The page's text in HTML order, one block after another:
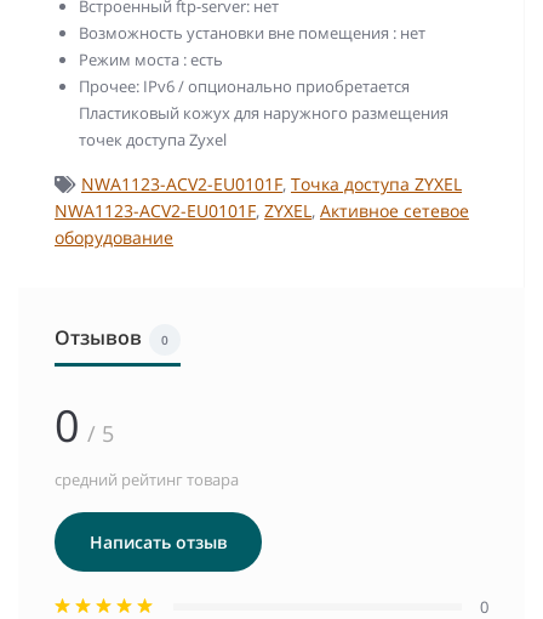
Встроенный ftp-server: нет
Возможность установки вне помещения : нет
Режим моста : есть
Прочее: IPv6 / опционально приобретается
Пластиковый кожух для наружного размещения
точек доступа Zyxel
NWA1123-ACV2-EU0101F, Точка доступа ZYXEL
NWA1123-ACV2-EU0101F, ZYXEL , Активное сетевое
оборудование
Отзывов 0
0 / 5
средний рейтинг товара
Написать отзыв
0